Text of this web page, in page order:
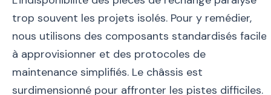
trop souvent les projets isolés. Pour y remédier,
nous utilisons des composants standardisés
à approvisionner et des protocoles de
maintenance simplifiés. Le châssis est
surdimensionné pour affronter les pistes difficiles.